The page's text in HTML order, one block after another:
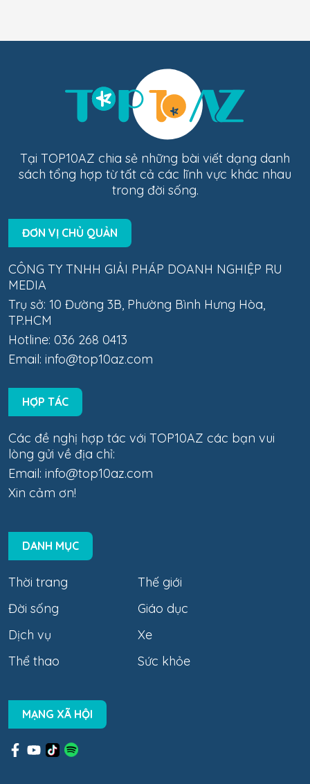
Tại TOP10AZ chia sẻ những bài viết dạng danh
sách tổng hợp từ tất cả các lĩnh vực khác nhau
trong đời sống.
ĐƠN VỊ CHỦ QUẢN
CÔNG TY TNHH GIẢI PHÁP DOANH NGHIỆP RU
MEDIA
Trụ sở: 10 Đường 3B, Phường Bình Hưng Hòa,
TP.HCM
Hotline: 036 268 0413
Email: info@top10az.com
HỢP TÁC
Các đề nghị hợp tác với TOP10AZ các bạn vui
lòng gửi về địa chỉ:
Email: info@top10az.com
Xin cảm ơn!
DANH MỤC
Thời trang
Thế giới
Đời sống
Giáo dục
Dịch vụ
Xe
Thể thao
Sức khỏe
MẠNG XÃ HỘI